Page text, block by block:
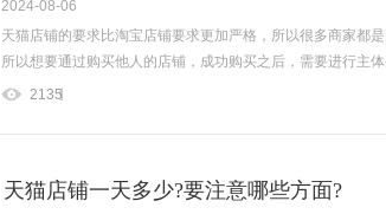
2024-08-06
天猫店铺的要求比淘宝店铺要求更加严格，所以很多商家都
所以想要通过购买他人的店铺，成功购买之后，需要进行主体
2135
天猫店铺一天多少?要注意哪些方面?